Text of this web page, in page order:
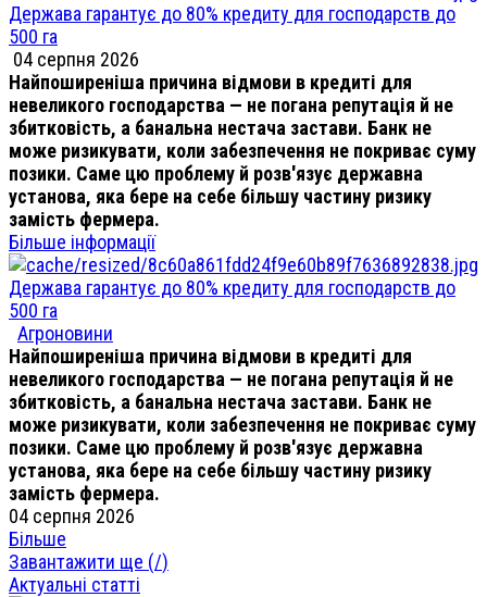
Держава гарантує до 80% кредиту для господарств до
500 га
04 серпня 2026
Найпоширеніша причина відмови в кредиті для
невеликого господарства — не погана репутація й не
збитковість, а банальна нестача застави. Банк не
може ризикувати, коли забезпечення не покриває суму
позики. Саме цю проблему й розв'язує державна
установа, яка бере на себе більшу частину ризику
замість фермера.
Більше інформації
Держава гарантує до 80% кредиту для господарств до
500 га
Агроновини
Найпоширеніша причина відмови в кредиті для
невеликого господарства — не погана репутація й не
збитковість, а банальна нестача застави. Банк не
може ризикувати, коли забезпечення не покриває суму
позики. Саме цю проблему й розв'язує державна
установа, яка бере на себе більшу частину ризику
замість фермера.
04 серпня 2026
Більше
Завантажити ще (/)
Актуальні статті